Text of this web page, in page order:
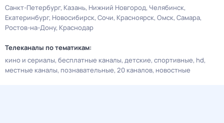
Санкт-Петербург Казань Нижний Новгород Челябинск
Екатеринбург Новосибирск Сочи Красноярск Омск Самара
Ростов-на-Дону Краснодар
Телеканалы по тематикам:
кино и сериалы бесплатные каналы детские спортивные hd
местные каналы познавательные 20 каналов новостные